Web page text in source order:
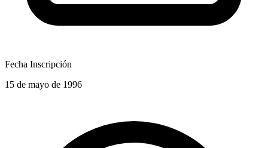
Fecha Inscripción
15 de mayo de 1996